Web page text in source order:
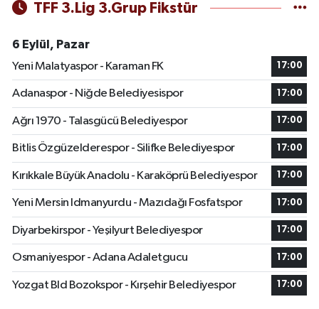
TFF 3.Lig 3.Grup Fikstür
6 Eylül, Pazar
Yeni Malatyaspor - Karaman FK
17:00
Adanaspor - Niğde Belediyesispor 17:00
Ağrı 1970 - Talasgücü Belediyespor 17:00
Bitlis Özgüzelderespor - Silifke Belediyespor 17:00
Kırıkkale Büyük Anadolu - Karaköprü Belediyespor 17:00
Yeni Mersin Idmanyurdu - Mazıdağı Fosfatspor 17:00
Diyarbekirspor - Yeşilyurt Belediyespor 17:00
Osmaniyespor - Adana Adaletgucu 17:00
Yozgat Bld Bozokspor - Kırşehir Belediyespor 17:00